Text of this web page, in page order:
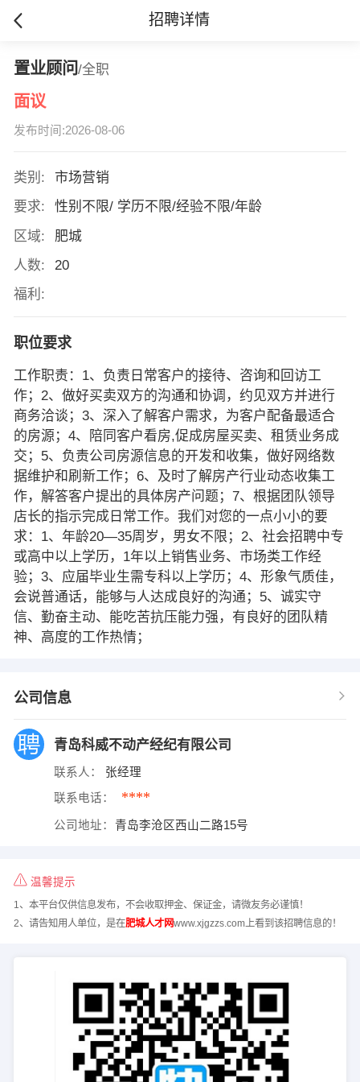
招聘详情
置业顾问/全职
面议
发布时间:2026-08-06
类别:
市场营销
要求:
性别不限/ 学历不限/经验不限/年龄
区域:
肥城
人数:
20
福利:
职位要求
工作职责：1、负责日常客户的接待、咨询和回访工
作；2、做好买卖双方的沟通和协调，约见双方并进行
商务洽谈；3、深入了解客户需求，为客户配备最适合
的房源；4、陪同客户看房,促成房屋买卖、租赁业务成
交；5、负责公司房源信息的开发和收集，做好网络数
据维护和刷新工作；6、及时了解房产行业动态收集工
作，解答客户提出的具体房产问题；7、根据团队领导
店长的指示完成日常工作。我们对您的一点小小的要
求：1、年龄20—35周岁，男女不限；2、社会招聘中专
或高中以上学历，1年以上销售业务、市场类工作经
验；3、应届毕业生需专科以上学历；4、形象气质佳，
会说普通话，能够与人达成良好的沟通；5、诚实守
信、勤奋主动、能吃苦抗压能力强，有良好的团队精
神、高度的工作热情；
公司信息
青岛科威不动产经纪有限公司
联系人： 张经理
联系电话： ****
公司地址： 青岛李沧区西山二路15号
温馨提示
1、本平台仅供信息发布，不会收取押金、保证金，请微友务必谨慎！
2、请告知用人单位，是在肥城人才网www.xjgzzs.com上看到该招聘信息的！